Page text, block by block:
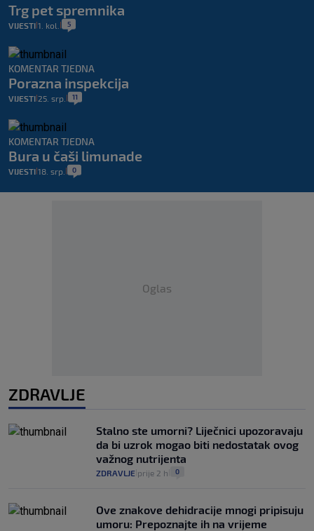
Trg pet spremnika
VIJESTI 1. kol. 5
KOMENTAR TJEDNA
Porazna inspekcija
VIJESTI 25. srp. 11
KOMENTAR TJEDNA
Bura u čaši limunade
VIJESTI 18. srp. 0
Oglas
ZDRAVLJE
Stalno ste umorni? Liječnici upozoravaju
da bi uzrok mogao biti nedostatak ovog
važnog nutrijenta
ZDRAVLJE prije 2 h 0
Ove znakove dehidracije mnogi pripisuju
umoru: Prepoznajte ih na vrijeme